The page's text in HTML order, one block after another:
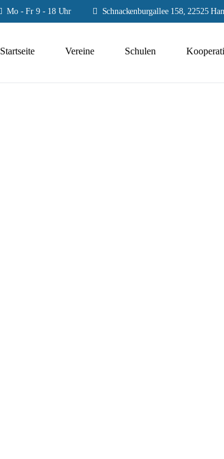
Mo - Fr 9 - 18 Uhr Schnackenburgallee 158, 22525
Startseite Vereine Schulen